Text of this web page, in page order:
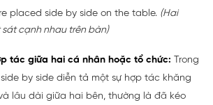
placed side by side on the table. (Hai
cạnh nhau trên bàn)
tác giữa hai cá nhân hoặc tổ chức:
Trong
by side diễn tả một sự hợp tác khăng
lâu dài giữa hai bên, thường là đã kéo